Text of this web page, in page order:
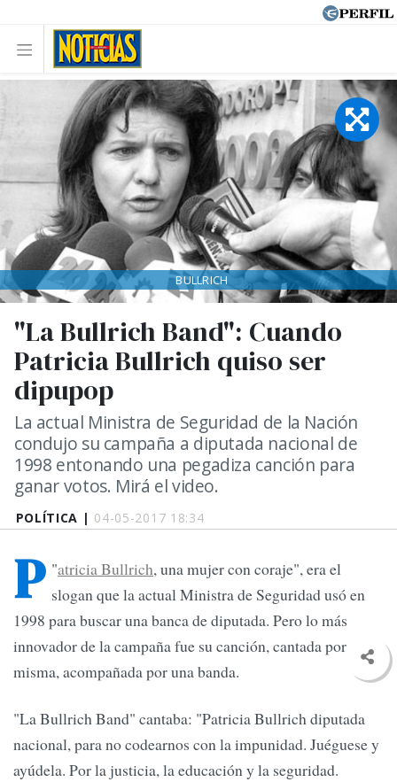
POLÍTICA | 04-05-2017 18:34
"La Bullrich Band": Cuando
Patricia Bullrich quiso ser
dipupop
La actual Ministra de Seguridad de la Nación
condujo su campaña a diputada nacional de
1998 entonando una pegadiza canción para
ganar votos. Mirá el video.
BULLRICH
"
P atricia Bullrich, una mujer con coraje", era el
slogan que la actual Ministra de Seguridad usó en
1998 para buscar una banca de diputada. Pero lo más
innovador de la campaña fue su canción, cantada por ella
misma, acompañada por una banda.
"La Bullrich Band" cantaba: "Patricia Bullrich diputada
nacional, para no codearnos con la impunidad. Juéguese y
ayúdela. Por la justicia, la educación y la seguridad.